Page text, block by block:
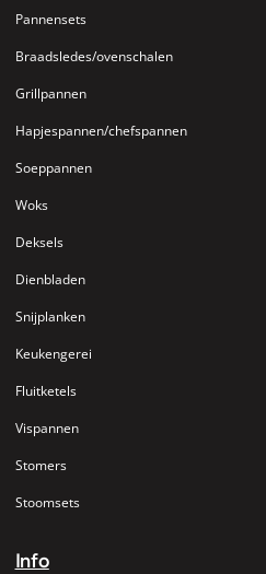
Pannensets
Braadsledes/ovenschalen
Grillpannen
Hapjespannen/chefspannen
Soeppannen
Woks
Deksels
Dienbladen
Snijplanken
Keukengerei
Fluitketels
Vispannen
Stomers
Stoomsets
Info